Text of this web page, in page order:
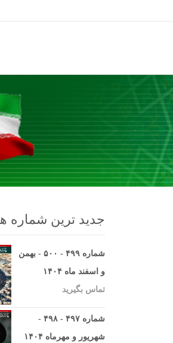
جدید ترین شماره
شماره ۴۹۹ - ۵۰۰ - بهمن
و اسفند ماه ۱۴۰۴
تماس بگیرید
شماره ۴۹۷ - ۴۹۸ -
شهریور و مهرماه ۱۴۰۴